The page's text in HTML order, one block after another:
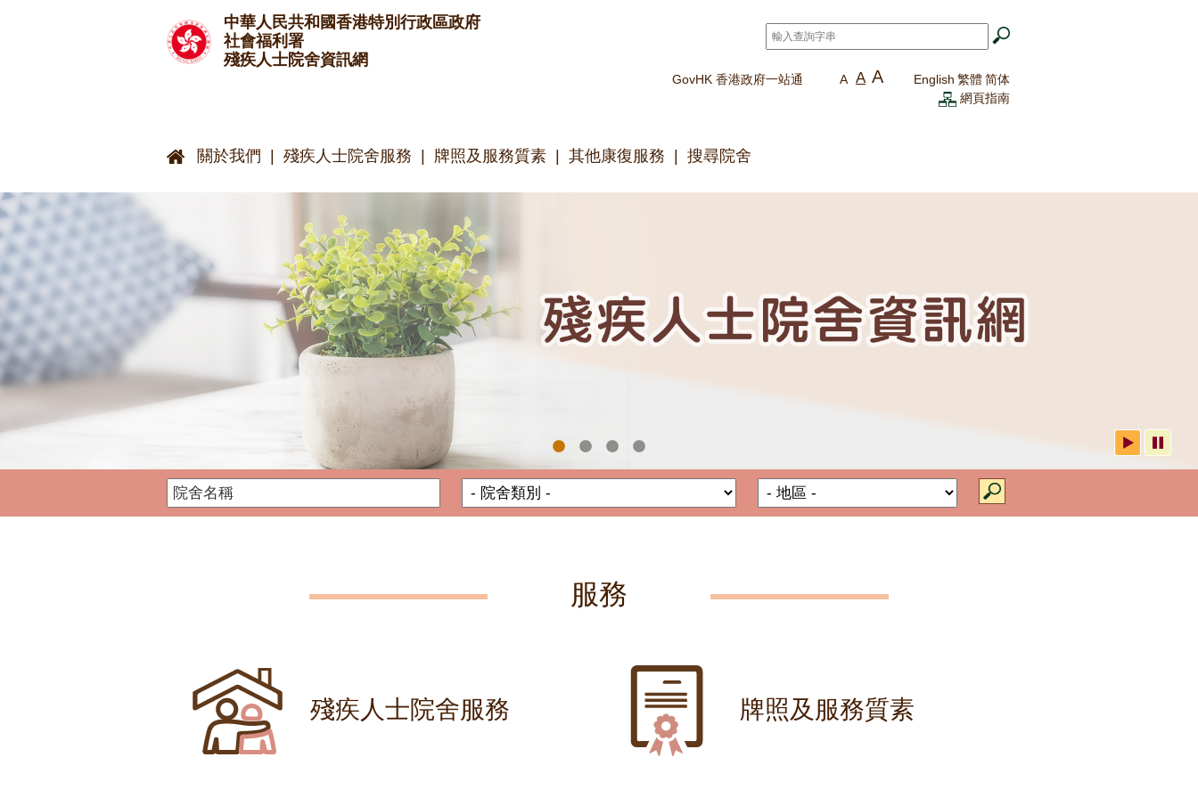
中華人民共和國香港特別行政區政府
社會福利署
殘疾人士院舍資訊網
搜尋*
GovHK 香港政府一站通 A A A English 繁體 简体
網頁指南
關於我們 殘疾人士院舍服務 牌照及服務質素 其他康復服務 搜尋院舍
社署殘疾人士院舍資訊網 院舍名稱 院舍類別 院舍類別
服務
殘疾人士院舍服務 牌照及服務質素